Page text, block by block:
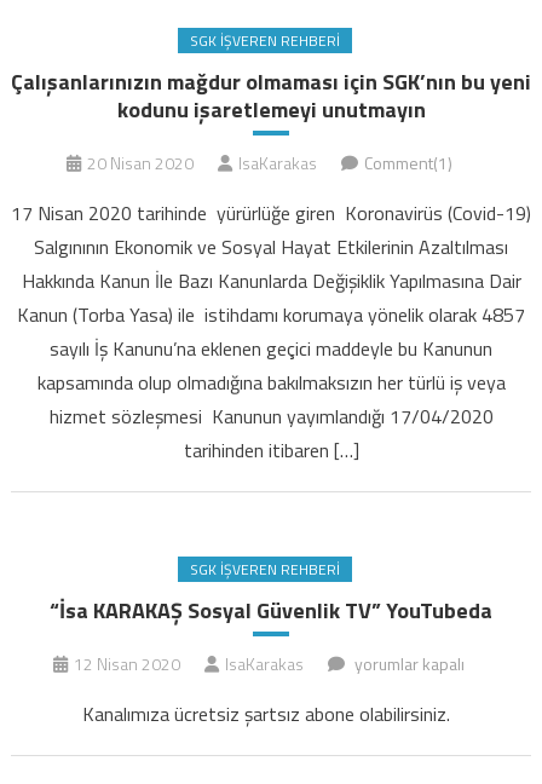
SGK İŞVEREN REHBERI
Çalışanlarınızın mağdur olmaması için SGK’nın bu yeni
kodunu işaretlemeyi unutmayın
20 Nisan 2020 IsaKarakas Comment(1)
17 Nisan 2020 tarihinde yürürlüğe giren Koronavirüs (Covid-19)
Salgınının Ekonomik ve Sosyal Hayat Etkilerinin Azaltılması
Hakkında Kanun İle Bazı Kanunlarda Değişiklik Yapılmasına Dair
Kanun (Torba Yasa) ile istihdamı korumaya yönelik olarak 4857
sayılı İş Kanunu’na eklenen geçici maddeyle bu Kanunun
kapsamında olup olmadığına bakılmaksızın her türlü iş veya
hizmet sözleşmesi Kanunun yayımlandığı 17/04/2020
tarihinden itibaren […]
SGK İŞVEREN REHBERI
“İsa KARAKAŞ Sosyal Güvenlik TV” YouTubeda
12 Nisan 2020 IsaKarakas
“İsa
Sosyal
Güvenlik
yorumlar kapalı
Kanalımıza ücretsiz şartsız abone olabilirsiniz.